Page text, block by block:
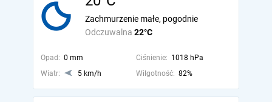
Odczuwalna 22°C
Zachmurzenie małe, pogodnie
Opad: 0 mm Ciśnienie: 1018 hPa
Wiatr:
5 km/h Wilgotność: 82%